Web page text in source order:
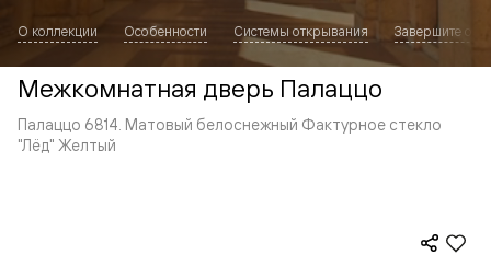
О коллекции Особенности Системы открывания Завершите
Межкомнатная дверь Палаццо
Палаццо 6814. Матовый белоснежный Фактурное стекло
"Лёд" Желтый